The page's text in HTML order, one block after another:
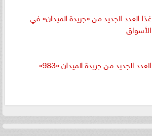
غدًا العدد الجديد من «جريدة الميدان» في
الأسواق
العدد الجديد من جريدة الميدان «983»